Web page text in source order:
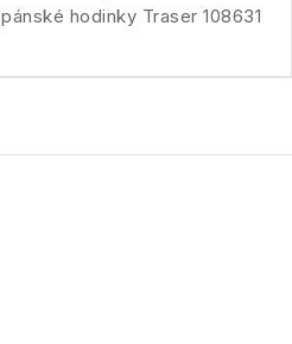
pánské hodinky Traser 108631